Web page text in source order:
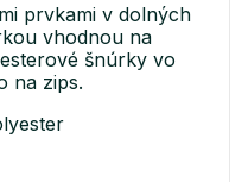
prvkami v dolných
vhodnou na
šnúrky vo
na zips.